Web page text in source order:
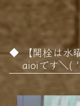
【開栓は
aioiです＼(